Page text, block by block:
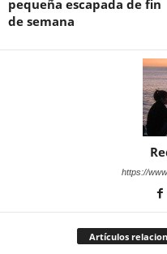
pequeña escapada de fin
de semana
https://
Artículos